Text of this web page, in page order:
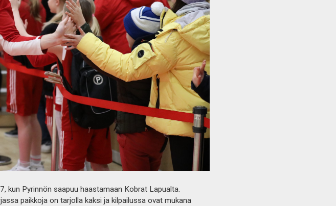
kun Pyrinnön saapuu haastamaan Kobrat Lapualta.
paikkoja on tarjolla kaksi ja kilpailussa ovat mukana